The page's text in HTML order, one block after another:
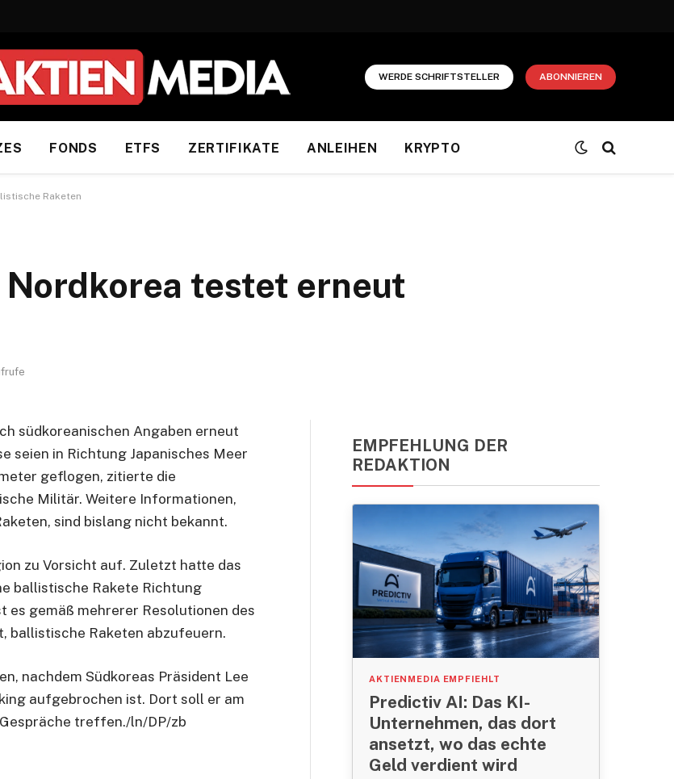
WERDE SCHRIFTSTELLER ABONNIEREN
FONDS ETFS ZERTIFIKATE ANLEIHEN KRYPTO
Raketen
Nordkorea testet erneut
südkoreanischen Angaben erneut
seien in Richtung Japanisches Meer
geflogen, zitierte die
Militär. Weitere Informationen,
sind bislang nicht bekannt.
zu Vorsicht auf. Zuletzt hatte das
ballistische Rakete Richtung
es gemäß mehrerer Resolutionen des
ballistische Raketen abzufeuern.
nachdem Südkoreas Präsident Lee
aufgebrochen ist. Dort soll er am
treffen./ln/DP/zb
EMPFEHLUNG DER
REDAKTION
AKTIENMEDIA EMPFIEHLT
Predictiv AI: Das KI-
Unternehmen, das dort
ansetzt, wo das echte
Geld verdient wird